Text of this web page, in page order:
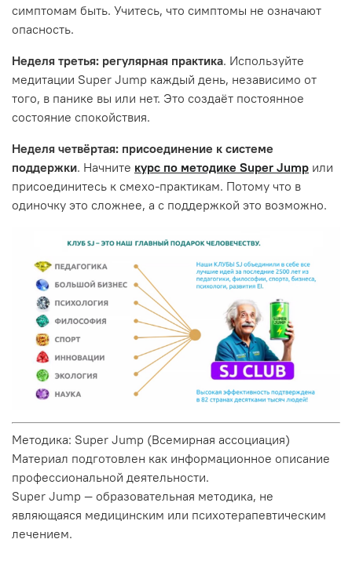
симптомам быть. Учитесь, что симптомы не означают
опасность.
Неделя третья: регулярная практика. Используйте
медитации Super Jump каждый день, независимо от
того, в панике вы или нет. Это создаёт постоянное
состояние спокойствия.
Неделя четвёртая: присоединение к системе
поддержки. Начните курс по методике Super Jump или
присоединитесь к смехо-практикам. Потому что в
одиночку это сложнее, а с поддержкой это возможно.
Методика: Super Jump (Всемирная ассоциация)
Материал подготовлен как информационное описание
профессиональной деятельности.
Super Jump — образовательная методика, не
являющаяся медицинским или психотерапевтическим
лечением.